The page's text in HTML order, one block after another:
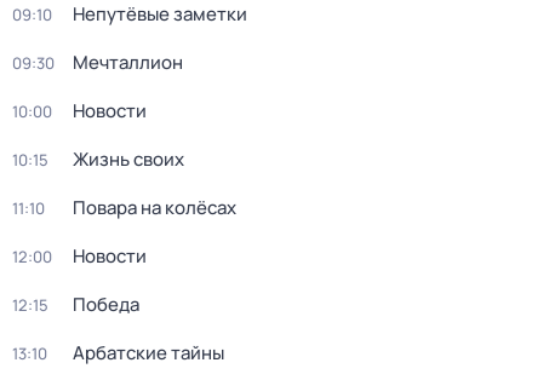
09:10 Непутёвые заметки
09:30 Мечталлион
10:00 Новости
10:15 Жизнь своих
11:10 Повара на колёсах
12:00 Новости
12:15 Победа
13:10 Арбатские тайны